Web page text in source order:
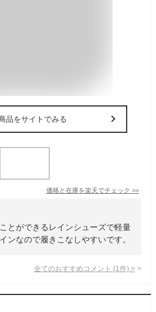
品をサイトでみる
価格と在庫を楽天でチェック >>
とができるレインシューズで軽量
ンなので履きこなしやすいです。
全てのおすすめコメント (1 件) >